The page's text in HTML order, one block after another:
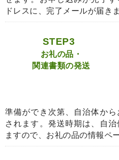
ドレスに、完了メールが届き
STEP3
お礼の品・
関連書類の発送
準備ができ次第、自治体か
されます。発送時期は、自
ますので、お礼の品の情報ペ